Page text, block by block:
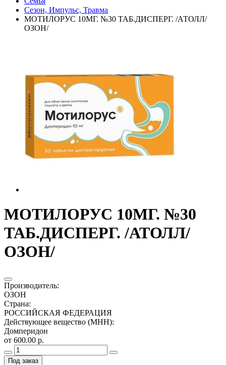
Сезон, Импульс, Травма
МОТИЛОРУС 10МГ. №30 ТАБ.ДИСПЕРГ. /АТОЛЛ/
ОЗОН/
МОТИЛОРУС 10МГ. №30
ТАБ.ДИСПЕРГ. /АТОЛЛ/
ОЗОН/
Производитель:
ОЗОН
Страна:
РОССИЙСКАЯ ФЕДЕРАЦИЯ
Действующее вещество (МНН):
Домперидон
от 600.00 р.
Под заказ